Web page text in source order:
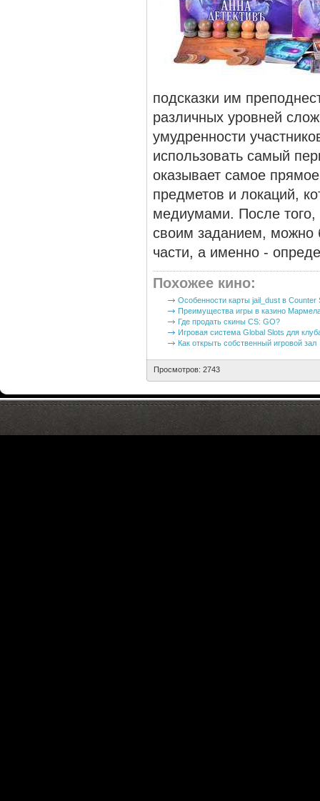
подсказки им
различных уровней
умудренности
использовать самый
оказывает самое
предметов и локаций,
медиумами. После того,
своим заданием, можно
части, а именно -
Похожее кино:
Особенности карты jail_dust в Counter
Преимущества игры в казино
Где продать скины CS: GO?
Игровая система Global Slots для
Как открыть собственный игровой зал
Просмотров: 2743